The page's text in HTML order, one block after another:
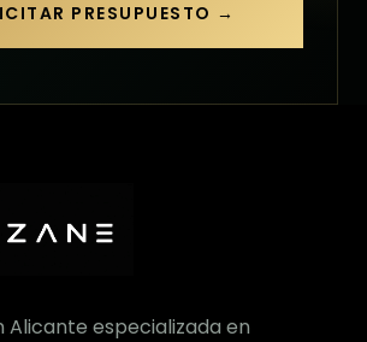
PRESUPUESTO →
Alicante especializada en